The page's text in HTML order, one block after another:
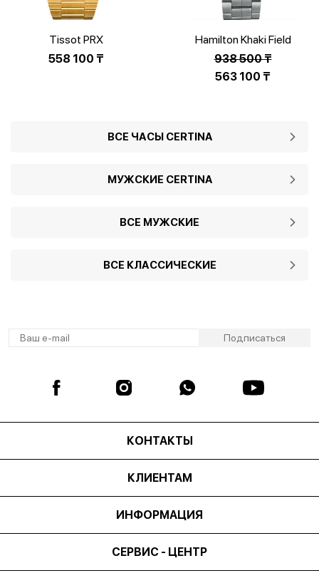
Tissot PRX
T137.407.33.021.00
558 100 ₸
Hamilton Khaki Field
H71416137
938 500₸
Первоначальная
938
563 100 ₸
563
ВСЕ ЧАСЫ CERTINA
МУЖСКИЕ CERTINA
ВСЕ МУЖСКИЕ
ВСЕ КЛАССИЧЕСКИЕ
КОНТАКТЫ
КЛИЕНТАМ
ИНФОРМАЦИЯ
СЕРВИС - ЦЕНТР